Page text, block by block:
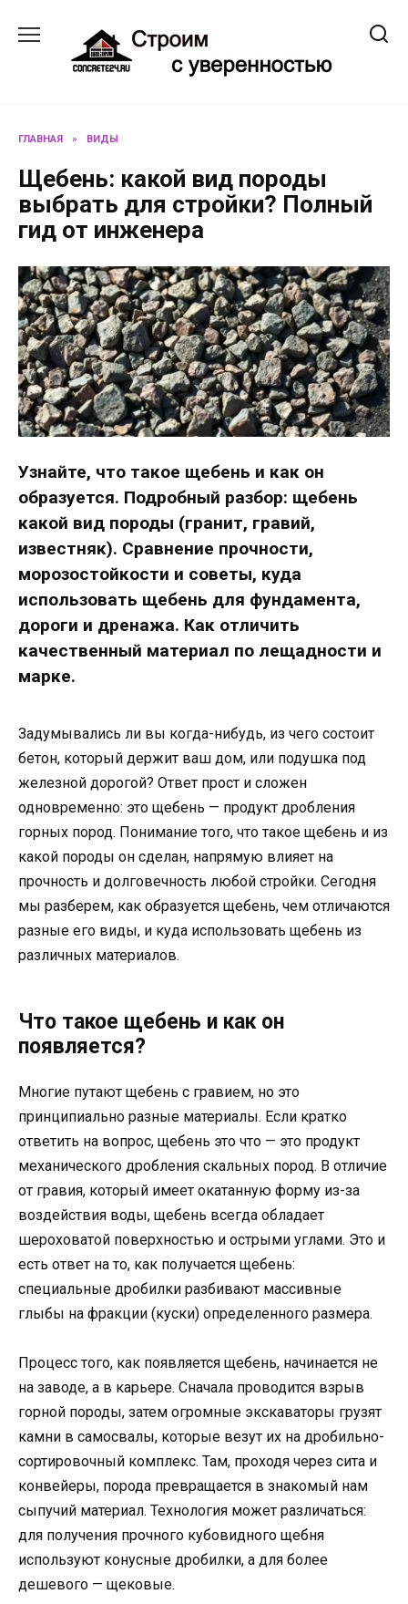
содержанию
ГЛАВНАЯ » ВИДЫ
Щебень: какой вид породы
выбрать для стройки? Полный
гид от инженера
Узнайте, что такое щебень и как он
образуется. Подробный разбор: щебень
какой вид породы (гранит, гравий,
известняк). Сравнение прочности,
морозостойкости и советы, куда
использовать щебень для фундамента,
дороги и дренажа. Как отличить
качественный материал по лещадности и
марке.
Задумывались ли вы когда-нибудь, из чего состоит
бетон, который держит ваш дом, или подушка под
железной дорогой? Ответ прост и сложен
одновременно: это щебень — продукт дробления
горных пород. Понимание того, что такое щебень и из
какой породы он сделан, напрямую влияет на
прочность и долговечность любой стройки. Сегодня
мы разберем, как образуется щебень, чем отличаются
разные его виды, и куда использовать щебень из
различных материалов.
Что такое щебень и как он
появляется?
Многие путают щебень с гравием, но это
принципиально разные материалы. Если кратко
ответить на вопрос, щебень это что — это продукт
механического дробления скальных пород. В отличие
от гравия, который имеет окатанную форму из-за
воздействия воды, щебень всегда обладает
шероховатой поверхностью и острыми углами. Это и
есть ответ на то, как получается щебень:
специальные дробилки разбивают массивные
глыбы на фракции (куски) определенного размера.
Процесс того, как появляется щебень, начинается не
на заводе, а в карьере. Сначала проводится взрыв
горной породы, затем огромные экскаваторы грузят
камни в самосвалы, которые везут их на дробильно-
сортировочный комплекс. Там, проходя через сита и
конвейеры, порода превращается в знакомый нам
сыпучий материал. Технология может различаться:
для получения прочного кубовидного щебня
используют конусные дробилки, а для более
дешевого — щековые.